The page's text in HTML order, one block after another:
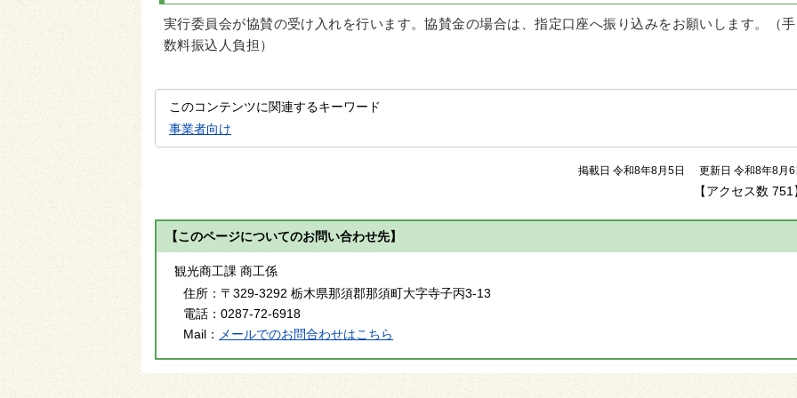
実行委員会が協賛の受け入れを行います。協賛金の場合は、指定口座へ振り込みをお願いします。（手
数料振込人負担）
このコンテンツに関連するキーワード
事業者向け
掲載日 令和8年8月5日 更新日 令和8年8月
【アクセス数 751
【このページについてのお問い合わせ先】
観光商工課 商工係
住所： 〒329-3292 栃木県那須郡那須町大字寺子丙3-13
電話： 0287-72-6918
Mail：
メールでのお問合わせはこちら